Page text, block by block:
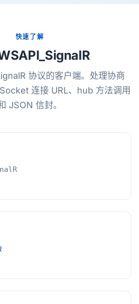
快速了解
协议的客户端。处理协商
连接 URL、hub 方法调用
JSON 信封。